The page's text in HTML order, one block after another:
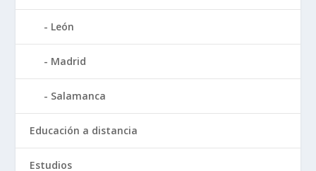
León
Madrid
Salamanca
Educación a distancia
Estudios